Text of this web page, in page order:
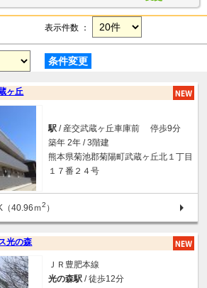
表示件数 ：
条件変更
ヶ丘
駅 / 産交武蔵ヶ丘車庫前 停歩9分
築年 2年 / 3階建
熊本県菊池郡菊陽町武蔵ヶ丘北１丁目
１７番２４号
40.96ｍ2 ）
光の森
ＪＲ豊肥本線
光の森駅 / 徒歩12分